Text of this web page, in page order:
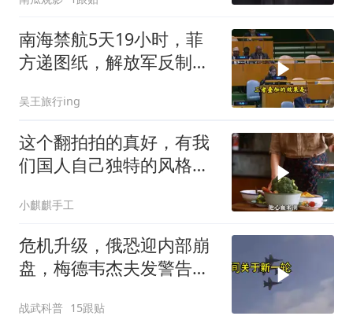
南海禁航5天19小时，菲
方递图纸，解放军反制组
吴王旅行ing
这个翻拍拍的真好，有我
们国人自己独特的风格魅
小麒麒手工
危机升级，俄恐迎内部崩
盘，梅德韦杰夫发警告，
战武科普 15跟贴